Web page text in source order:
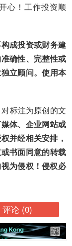
心！工作投资顺
成投资或财务建
确性、完整性或
立顾问。使用本
标注为原创的文
体、企业网站或
并经相关安排，
书面同意的转载
为侵权！侵权必
评论 (0)